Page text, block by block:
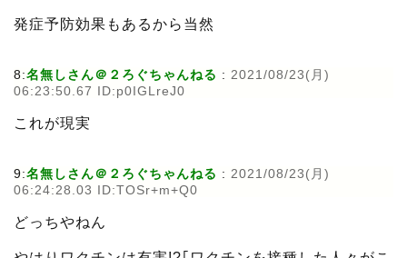
発症予防効果もあるから当然
8:名無しさん＠２ろぐちゃんねる : 2021/08/23(月)
06:23:50.67 ID:p0IGLreJ0
これが現実
9:名無しさん＠２ろぐちゃんねる : 2021/08/23(月)
06:24:28.03 ID:TOSr+m+Q0
どっちやねん